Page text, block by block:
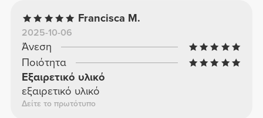
Francisca M.
2025-10-06
Άνεση
Ποιότητα
Εξαιρετικό υλικό
εξαιρετικό υλικό
Δείτε το πρωτότυπο